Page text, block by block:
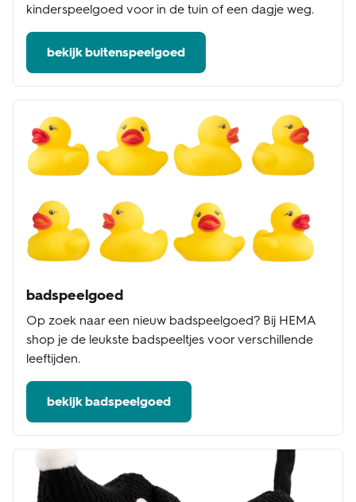
kinderspeelgoed voor in de tuin of een dagje weg.
bekijk buitenspeelgoed
badspeelgoed
Op zoek naar een nieuw badspeelgoed? Bij HEMA
shop je de leukste badspeeltjes voor verschillende
leeftijden.
bekijk badspeelgoed